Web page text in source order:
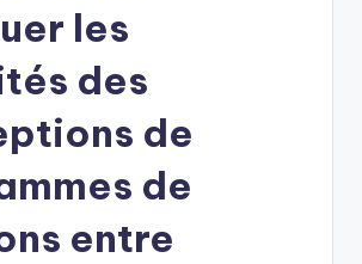
les
des
de
de
entre